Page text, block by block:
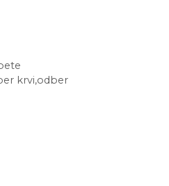
krvi,odber